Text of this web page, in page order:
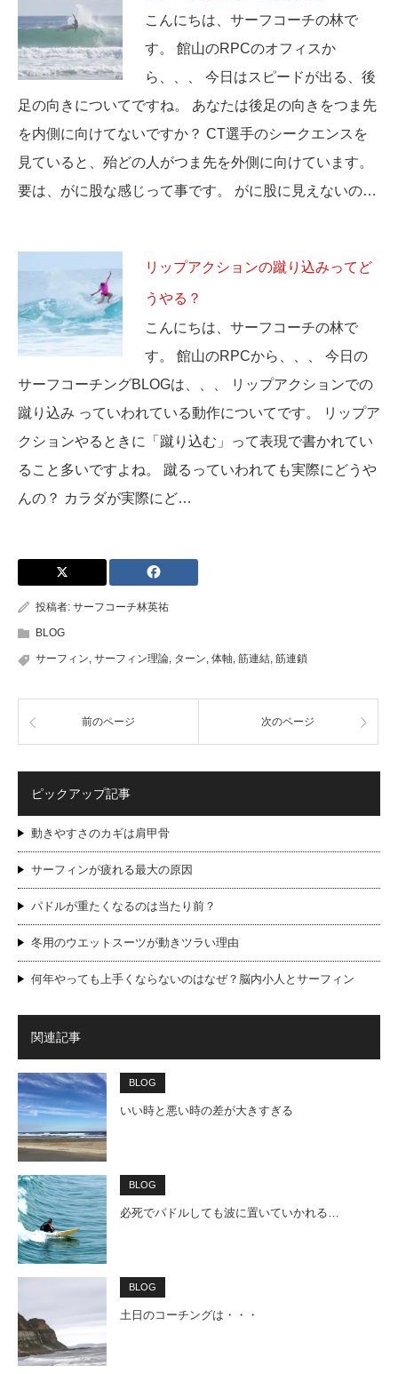
こんにちは、サーフコーチの林で
す。 館山のRPCのオフィスか
ら、、、 今日はスピードが出る、後
足の向きについてですね。 あなたは後足の向きをつま先
を内側に向けてないですか？ CT選手のシークエンスを
見ていると、殆どの人がつま先を外側に向けています。
要は、がに股な感じって事です。 がに股に見えないの…
リップアクションの蹴り込みってど
うやる？
こんにちは、サーフコーチの林で
す。 館山のRPCから、、、 今日の
サーフコーチングBLOGは、、、 リップアクションでの
蹴り込み っていわれている動作についてです。 リップア
クションやるときに「蹴り込む」って表現で書かれてい
ること多いですよね。 蹴るっていわれても実際にどうや
んの？ カラダが実際にど…
投稿者: サーフコーチ林英祐
BLOG
サーフィン, サーフィン理論, ターン, 体軸, 筋連結, 筋連鎖
前のページ 次のページ
ピックアップ記事
動きやすさのカギは肩甲骨
サーフィンが疲れる最大の原因
パドルが重たくなるのは当たり前？
冬用のウエットスーツが動きツラい理由
何年やっても上手くならないのはなぜ？脳内小人とサーフィン
関連記事
BLOG
いい時と悪い時の差が大きすぎる
BLOG
必死でパドルしても波に置いていかれる…
BLOG
土日のコーチングは・・・